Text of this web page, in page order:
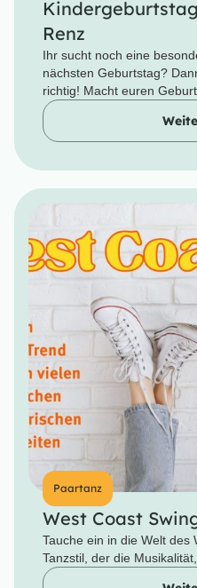
Renz
Ihr sucht noch eine
nächsten Geburtstag?
richtig! Macht euren
Paartanz
West Coast
Tauche ein in die Welt des
Tanzstil, der die